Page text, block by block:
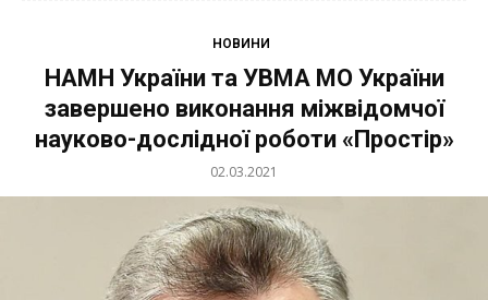
НОВИНИ
НАМН України та УВМА МО України
завершено виконання міжвідомчої
науково-дослідної роботи «Простір»
02.03.2021